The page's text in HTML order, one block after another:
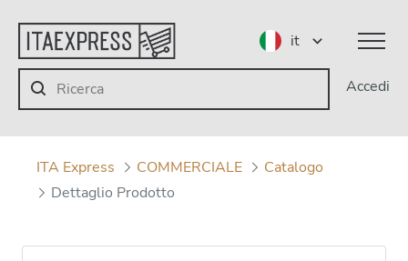
it
Accedi
ITA Express COMMERCIALE
Catalogo
Dettaglio Prodotto